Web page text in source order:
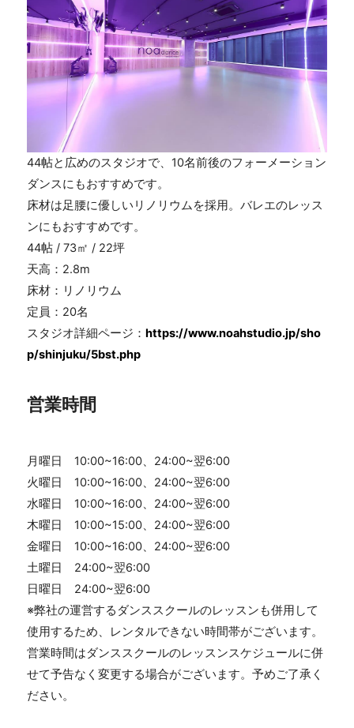
44帖と広めのスタジオで、10名前後のフォーメーション
ダンスにもおすすめです。
床材は足腰に優しいリノリウムを採用。バレエのレッス
ンにもおすすめです。
44帖 / 73㎡ / 22坪
天高：2.8m
床材：リノリウム
定員：20名
スタジオ詳細ページ：https://www.noahstudio.jp/sho
p/shinjuku/5bst.php
営業時間
月曜日 10:00~16:00、24:00~翌6:00
火曜日 10:00~16:00、24:00~翌6:00
水曜日 10:00~16:00、24:00~翌6:00
木曜日 10:00~15:00、24:00~翌6:00
金曜日 10:00~16:00、24:00~翌6:00
土曜日 24:00~翌6:00
日曜日 24:00~翌6:00
※弊社の運営するダンススクールのレッスンも併用して
使用するため、レンタルできない時間帯がございます。
営業時間はダンススクールのレッスンスケジュールに併
せて予告なく変更する場合がございます。予めご了承く
ださい。